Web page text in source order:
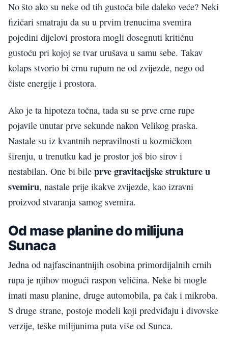
No što ako su neke od tih gustoća bile daleko veće? Neki
fizičari smatraju da su u prvim trenucima svemira
pojedini dijelovi prostora mogli dosegnuti kritičnu
gustoću pri kojoj se tvar urušava u samu sebe. Takav
kolaps stvorio bi crnu rupum ne od zvijezde, nego od
čiste energije i prostora.
Ako je ta hipoteza točna, tada su se prve crne rupe
pojavile unutar prve sekunde nakon Velikog praska.
Nastale su iz kvantnih nepravilnosti u kozmičkom
širenju, u trenutku kad je prostor još bio sirov i
nestabilan. One bi bile prve gravitacijske strukture u
svemiru, nastale prije ikakve zvijezde, kao izravni
proizvod stvaranja samog svemira.
Od mase planine do milijuna
Sunaca
Jedna od najfascinantnijih osobina primordijalnih crnih
rupa je njihov mogući raspon veličina. Neke bi mogle
imati masu planine, druge automobila, pa čak i mikroba.
S druge strane, postoje modeli koji predviđaju i divovske
verzije, teške milijunima puta više od Sunca.